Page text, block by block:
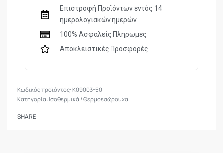
Επιστροφή Προϊόντων εντός 14
ημερολογιακών ημερών
100% Ασφαλείς Πληρωμες
Αποκλειστικές Προσφορές
K09003-50
Κατηγορία: Ισοθερμικά / Θερμοεσώρουχα
SHARE